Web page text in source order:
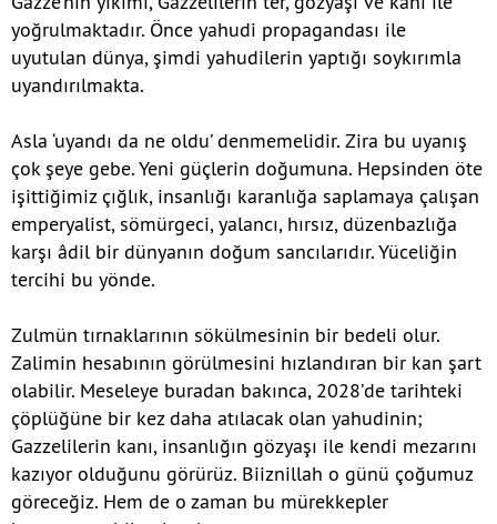
yoğrulmaktadır. Önce yahudi propagandası ile
uyutulan dünya, şimdi yahudilerin yaptığı soykırımla
uyandırılmakta.
Asla ‘uyandı da ne oldu’ denmemelidir. Zira bu uyanış
çok şeye gebe. Yeni güçlerin doğumuna. Hepsinden öte
işittiğimiz çığlık, insanlığı karanlığa saplamaya çalışan
emperyalist, sömürgeci, yalancı, hırsız, düzenbazlığa
karşı âdil bir dünyanın doğum sancılarıdır. Yüceliğin
tercihi bu yönde.
Zulmün tırnaklarının sökülmesinin bir bedeli olur.
Zalimin hesabının görülmesini hızlandıran bir kan şart
olabilir. Meseleye buradan bakınca, 2028’de tarihteki
çöplüğüne bir kez daha atılacak olan yahudinin;
Gazzelilerin kanı, insanlığın gözyaşı ile kendi mezarını
kazıyor olduğunu görürüz. Biiznillah o günü çoğumuz
göreceğiz. Hem de o zaman bu mürekkepler